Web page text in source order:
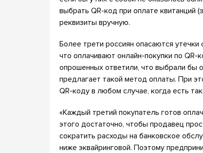
выбрать QR-код при оплате квитанций
реквизиты вручную.
Более трети россиян опасаются
что оплачивают онлайн-покупки по
опрошенных ответили, что выбрали бы
предлагает такой метод оплаты. При
QR-коду в любом случае, когда есть
«Каждый третий покупатель готов
этого достаточно, чтобы продавец
сократить расходы на банковское
ниже эквайринговой. Поэтому